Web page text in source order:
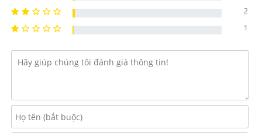
Orihiro
Dấm Đen Orihiro
được người sử dụng ghi nhận. Dấm Đen là phương pháp
cho sức khỏe gấp 10 lần dạng nước uống. Vì thế nếu
bạn đang có nhu cầu giảm cân hãy thử dùng nhé!
2
1